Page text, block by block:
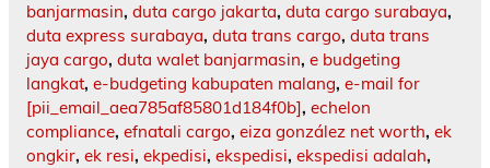
banjarmasin, duta cargo jakarta, duta cargo surabaya,
duta express surabaya, duta trans cargo, duta trans
jaya cargo, duta walet banjarmasin, e budgeting
langkat, e-budgeting kabupaten malang, e-mail for
[pii_email_aea785af85801d184f0b], echelon
compliance, efnatali cargo, eiza gonzález net worth, ek
ongkir, ek resi, ekpedisi, ekspedisi, ekspedisi adalah,